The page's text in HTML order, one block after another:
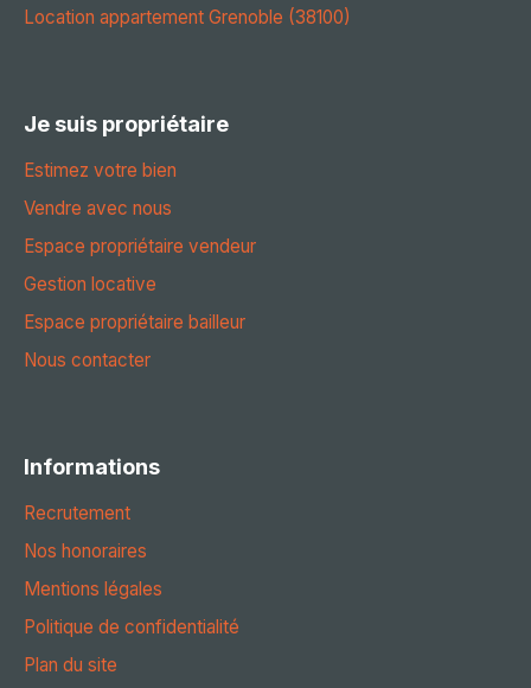
Location appartement Grenoble (38100)
Je suis propriétaire
Estimez votre bien
Vendre avec nous
Espace propriétaire vendeur
Gestion locative
Espace propriétaire bailleur
Nous contacter
Informations
Recrutement
Nos honoraires
Mentions légales
Politique de confidentialité
Plan du site